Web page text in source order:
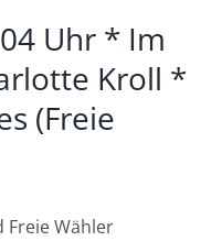
Uhr * Im
Kroll *
(Freie
Freie Wähler